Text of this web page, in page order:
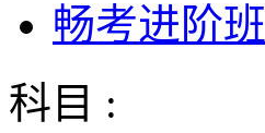
畅考进阶班
科目 :